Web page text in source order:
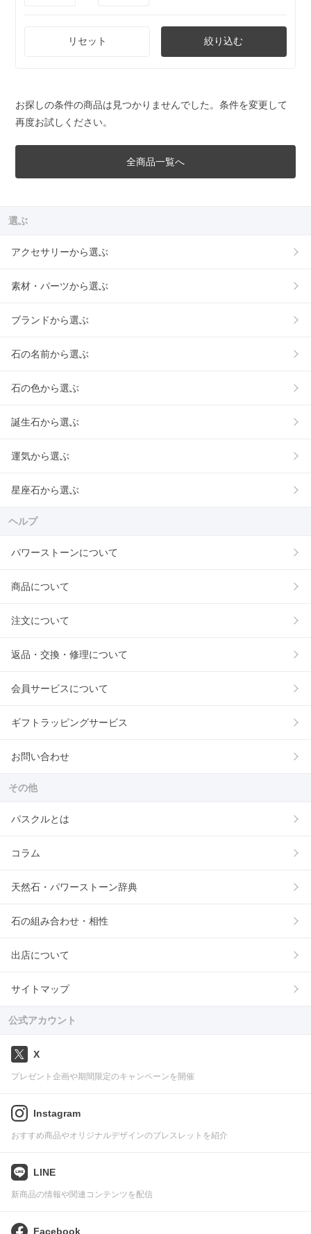
リセット 絞り込む
お探しの条件の商品は見つかりませんでした。条件を変更して
再度お試しください。
全商品一覧へ
選ぶ
アクセサリーから選ぶ
素材・パーツから選ぶ
ブランドから選ぶ
石の名前から選ぶ
石の色から選ぶ
誕生石から選ぶ
運気から選ぶ
星座石から選ぶ
ヘルプ
パワーストーンについて
商品について
注文について
返品・交換・修理について
会員サービスについて
ギフトラッピングサービス
お問い合わせ
その他
パスクルとは
コラム
天然石・パワーストーン辞典
石の組み合わせ・相性
出店について
サイトマップ
公式アカウント
X
プレゼント企画や期間限定のキャンペーンを開催
Instagram
おすすめ商品やオリジナルデザインのブレスレットを紹介
LINE
新商品の情報や関連コンテンツを配信
Facebook